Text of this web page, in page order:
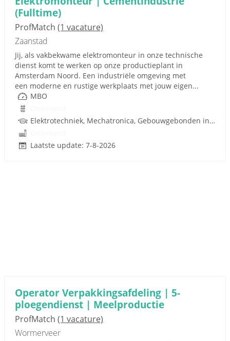
(Fulltime)
ProfMatch (1 vacature)
Zaanstad
Jij, als vakbekwame elektromonteur in onze technische
dienst komt te werken op onze productieplant in
Amsterdam Noord. Een industriële omgeving met
een moderne en rustige werkplaats met jouw eigen...
MBO
Elektrotechniek, Mechatronica, Gebouwgebonden installaties
Laatste update: 7-8-2026
Operator Verpakkingsafdeling | 5-
ploegendienst | Meelproductie
ProfMatch (1 vacature)
Wormerveer